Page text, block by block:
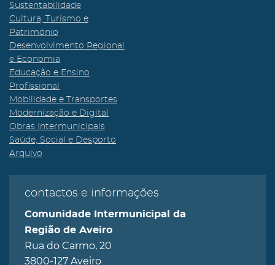
Sustentabilidade
Cultura, Turismo e
Património
Desenvolvimento Regional
e Economia
Educação e Ensino
Profissional
Mobilidade e Transportes
Modernização e Digital
Obras Intermunicipais
Saúde, Social e Desporto
Arquivo
contactos e informações
Comunidade Intermunicipal da
Região de Aveiro
Rua do Carmo, 20
3800-127 Aveiro